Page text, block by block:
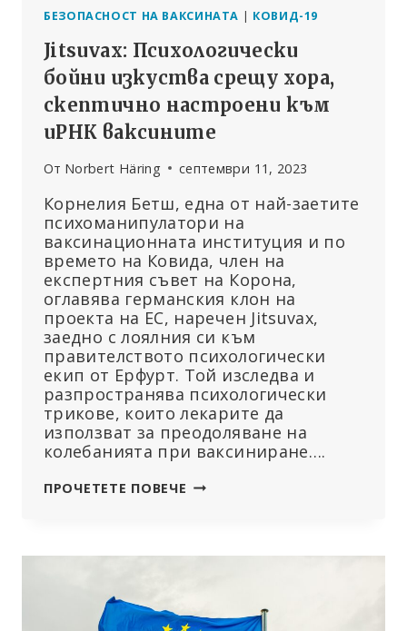
БЕЗОПАСНОСТ НА ВАКСИНАТА | КОВИД-19
Jitsuvax: Психологически
бойни изкуства срещу хора,
скептично настроени към
иРНК ваксините
От Norbert Häring септември 11, 2023
Корнелия Бетш, една от най-заетите
психоманипулатори на
ваксинационната институция и по
времето на Ковида, член на
експертния съвет на Корона,
оглавява германския клон на
проекта на ЕС, наречен Jitsuvax,
заедно с лоялния си към
правителството психологически
екип от Ерфурт. Той изследва и
разпространява психологически
трикове, които лекарите да
използват за преодоляване на
колебанията при ваксиниране….
ПРОЧЕТЕТЕ ПОВЕЧЕ JITSUVAX:
НАСТРОЕНИ